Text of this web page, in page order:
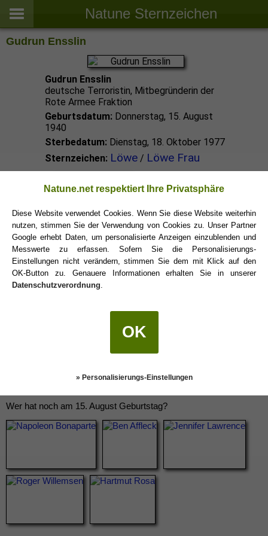
Natune Sternzeichen
Gudrun Ensslin
Gudrun Ensslin
deutsche Terroristin, Mitbegründerin der
Rote Armee Fraktion
Geburtsdatum: Donnerstag, 15. August
1940
Sterbedatum: Dienstag, 18. Oktober 1977
Sternzeichen: Löwe/ Löwe Frau
Löwe Promis
Löwe Sternzeichen
Wer hat noch am 15. August Geburtstag?
Natune.net respektiert Ihre Privatsphäre
Diese Website verwendet Cookies. Wenn Sie diese Website weiterhin
nutzen, stimmen Sie der Verwendung von Cookies zu. Unser Partner
Google erhebt Daten, um personalisierte Anzeigen einzublenden und
Messwerte zu erfassen. Sofern Sie die Personalisierungs-
Einstellungen nicht verändern, stimmen Sie dem mit Klick auf den
OK-Button zu. Genauere Informationen erhalten Sie in unserer
Datenschutzverordnung
OK
» Personalisierungs-Einstellungen